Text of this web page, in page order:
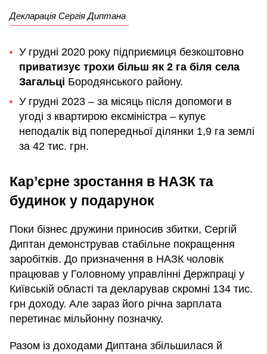
Декларація Сергія Диптана
У грудні 2020 року підприємиця безкоштовно
приватизує трохи більш як 2 га біля села
Загальці Бородянського району.
У грудні 2023 – за місяць після допомоги в
угоді з квартирою ексміністра – купує
неподалік від попередньої ділянки 1,9 га землі
за 42 тис. грн.
Кар’єрне зростання в НАЗК та
будинок у подарунок
Поки бізнес дружини приносив збитки, Сергій
Диптан демонстрував стабільне покращення
заробітків. До призначення в НАЗК чоловік
працював у Головному управлінні Держпраці у
Київській області та декларував скромні 134 тис.
грн доходу. Але зараз його річна зарплата
перетинає мільйонну позначку.
Разом із доходами Диптана збільшилася й